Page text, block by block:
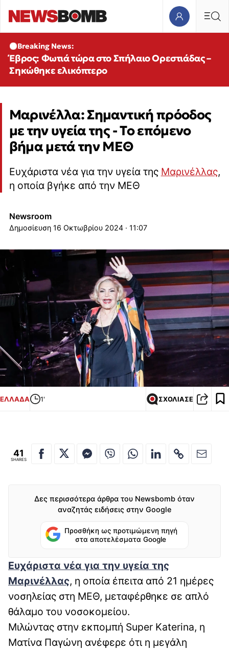
Breaking News:
Έβρος: Φωτιά τώρα στο Σπήλαιο Ορεστιάδας –
Σηκώθηκε ελικόπτερο
Μαρινέλλα: Σημαντική πρόοδος
με την υγεία της - Το επόμενο
βήμα μετά την ΜΕΘ
Ευχάριστα νέα για την υγεία της Μαρινέλλας,
η οποία βγήκε από την ΜΕΘ
Newsroom
16 Οκτωβρίου 2024 · 11:07
ΕΛΛΑΔΑ 1' ΣΧΟΛΙΑΣΕ
41
SHARES
Δες περισσότερα άρθρα του Newsbomb όταν
αναζητάς ειδήσεις στην Google
Προσθήκη ως προτιμώμενη πηγή
στα αποτελέσματα Google
Ευχάριστα νέα για την υγεία της
Μαρινέλλας, η οποία έπειτα από 21 ημέρες
νοσηλείας στη ΜΕΘ, μεταφέρθηκε σε απλό
θάλαμο του νοσοκομείου.
Μιλώντας στην εκπομπή Super Katerina, η
Ματίνα Παγώνη ανέφερε ότι η μεγάλη